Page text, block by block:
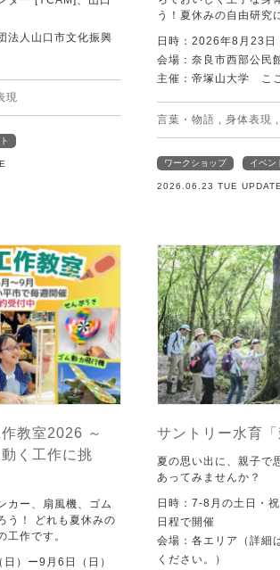
法人山口市文化振興
現
う！夏休みの自由研究
日時：2026年8月23日
会場：奈良市西部公民
主催：帝塚山大学 こ
言葉・物語 , 身体表現
ワークショップ イベン
2026.06.23 TUE
教室2026 ～
く工作に挑
カー、扇風機、ゴム
う！ どれも夏休みの
工作です。
）ー9月6日（日）
サントリー水育
夏の思い出に、親子で
あってみませんか？
日時：7-8月の土日・
日程で開催
会場：各エリア（詳細
ください。）